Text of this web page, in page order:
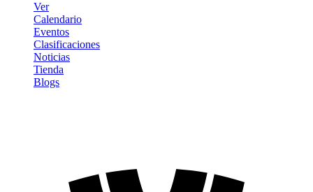
Ver
Calendario
Eventos
Clasificaciones
Noticias
Tienda
Blogs